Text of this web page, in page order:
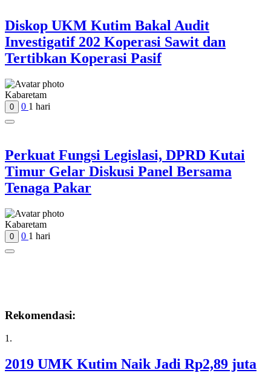
Diskop UKM Kutim Bakal Audit
Investigatif 202 Koperasi Sawit dan
Tertibkan Koperasi Pasif
Kabaretam
0 0 1 hari
Perkuat Fungsi Legislasi, DPRD Kutai
Timur Gelar Diskusi Panel Bersama
Tenaga Pakar
Kabaretam
0 0 1 hari
Rekomendasi:
1.
2019 UMK Kutim Naik Jadi Rp2,89 juta